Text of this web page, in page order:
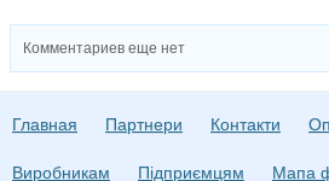
Комментариев еще нет
Главная Партнери Контакти
Виробникам Підприємцям Мапа